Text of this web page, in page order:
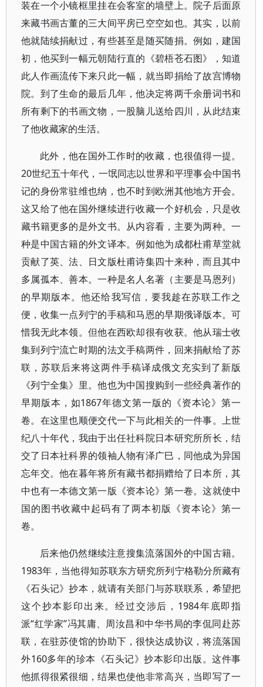
装在一个小镜框里挂在会客室的墙壁上。院子后面原
来藏书画古董的三大间平房已空空如也。其实，以前
他就陆续捐献过，有些甚至是随买随捐。例如，建国
初，他买到一幅元朝陆行直的《碧梧苍石图》，知道
此人作画流传下来只此一幅，就当即捐给了故宫博物
院。到了生命的最后几年，他决定将两千余册词书和
所有剩下的书画文物，一股脑儿送给四川，从此结束
了他收藏家的生活。
此外，他在国外工作时的收藏，也很值得一提。
20世纪五十年代，一氓同志以世界和平理事会中国书
记的身份常驻维也纳，也不时到欧洲其他地方开会。
这又给了他在国外继续进行收藏一个好机会，只是收
藏书籍更多的是外文书。从内容看，主要为两种。一
种是中国古籍的外文译本。例如他为成都杜甫草堂就
贡献了英、法、日文版杜甫诗集四十来种，而且其中
多属孤本、善本。一种是名人名著（主要是马恩列）
的早期版本。他还给我写信，要我趁在苏联工作之
便，收集一点列宁的手稿和马恩的早期俄译版本。可
惜我无此本领。但他在西欧却很有收获。他从瑞士收
集到列宁流亡时期的法文手稿两件，回来捐献给了苏
联，苏联后来将这两件手稿译成俄文充实到了新版
《列宁全集》里。他也为中国搜购到一些经典著作的
早期版本，如1867年德文第一版的《资本论》第一
卷。在这里也顺便交代一下与此相关的一件事。上世
纪八十年代，我由于出任社科院日本研究所所长，结
交了日本社科界的领袖人物有泽广巳，同他成为异国
忘年交。他在暮年将所有藏书都捐赠给了日本所，其
中也有一本德文第一版《资本论》第一卷。这就使中
国的图书收藏中起码有了两本初版《资本论》第一
卷。
后来他仍然继续注意搜集流落国外的中国古籍。
1983年，当他得知苏联东方研究所列宁格勒分所藏有
《石头记》抄本，就请有关部门与苏联联系，希望把
这个抄本影印出来。经过交涉后，1984年底即指
派“红学家”冯其庸、周汝昌和中华书局的李侃同赴苏
联，在驻苏使馆的协助下，很快达成协议，将流落国
外160多年的珍本《石头记》抄本影印出版。这件事
他抓得很紧很细，结果也使他非常高兴，当即写了一